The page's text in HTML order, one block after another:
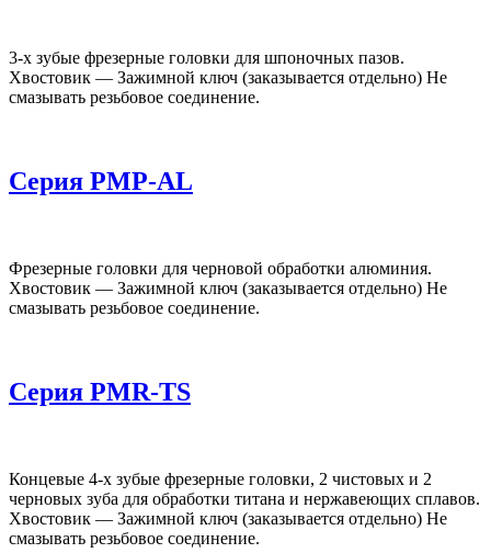
3-х зубые фрезерные головки для шпоночных пазов.
Хвостовик — Зажимной ключ (заказывается отдельно) Не
смазывать резьбовое соединение.
Серия PMP-AL
Фрезерные головки для черновой обработки алюминия.
Хвостовик — Зажимной ключ (заказывается отдельно) Не
смазывать резьбовое соединение.
Серия PMR-TS
Концевые 4-х зубые фрезерные головки, 2 чистовых и 2
черновых зуба для обработки титана и нержавеющих сплавов.
Хвостовик — Зажимной ключ (заказывается отдельно) Не
смазывать резьбовое соединение.